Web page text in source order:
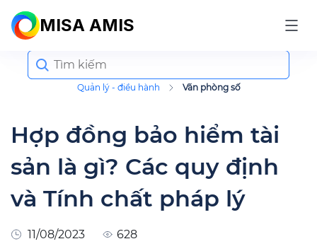
MISA AMIS
Quản lý - điều hành Văn phòng số
Search
for:
Hợp đồng bảo hiểm tài
sản là gì? Các quy định
và Tính chất pháp lý
11/08/2023 628